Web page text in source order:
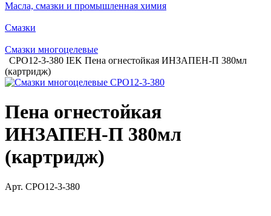
Масла, смазки и промышленная химия
Смазки
Смазки многоцелевые
CPO12-3-380 IEK Пена огнестойкая ИНЗАПЕН-П 380мл
(картридж)
Пена огнестойкая
ИНЗАПЕН-П 380мл
(картридж)
Арт. CPO12-3-380